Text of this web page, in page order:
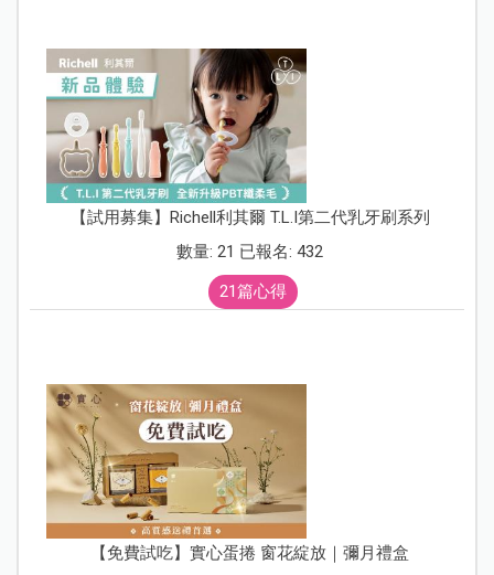
【試用募集】Richell利其爾 T.L.I第二代乳牙刷系列
數量: 21 已報名: 432
21篇心得
【免費試吃】實心蛋捲 窗花綻放｜彌月禮盒